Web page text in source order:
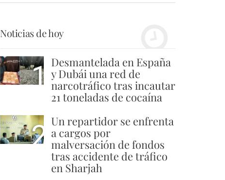
Noticias de hoy
1 Desmantelada en España
y Dubái una red de
narcotráfico tras incautar
21 toneladas de cocaína
2 Un repartidor se enfrenta
a cargos por
malversación de fondos
tras accidente de tráfico
en Sharjah